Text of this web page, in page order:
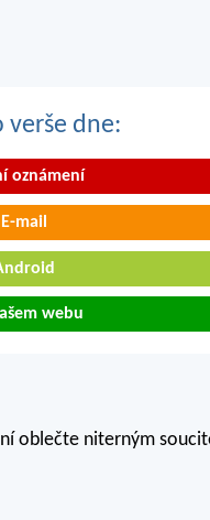
verše dne:
oznámení
E-mail
webu
oblečte niterným